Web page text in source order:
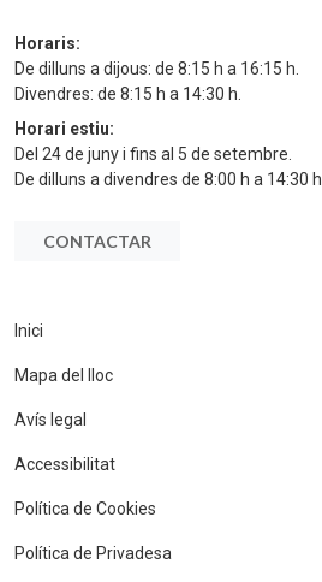
Horaris:
De dilluns a dijous: de 8:15 h a 16:15 h.
Divendres: de 8:15 h a 14:30 h.
Horari estiu:
Del 24 de juny i fins al 5 de setembre.
De dilluns a divendres de 8:00 h a 14:30 h.
CONTACTAR
Inici
Mapa del lloc
Avís legal
Accessibilitat
Política de Cookies
Política de Privadesa